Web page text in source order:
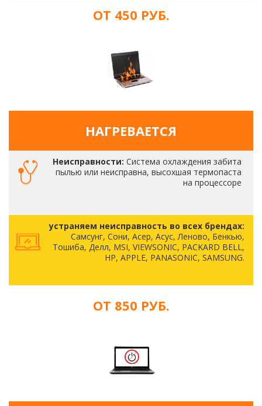
ОТ 450 РУБ.
НАГРЕВАЕТСЯ
Неисправности: Система охлаждения забита
пылью или неисправна, высохшая термопаста
на процессоре
устраняем неисправность во всех брендах:
Самсунг, Сони, Асер, Асус, Леново, Бенкью,
Тошиба, Делл, MSI, VIEWSONIC, PACKARD BELL,
HP, APPLE, PANASONIC, SAMSUNG.
ОТ 850 РУБ.